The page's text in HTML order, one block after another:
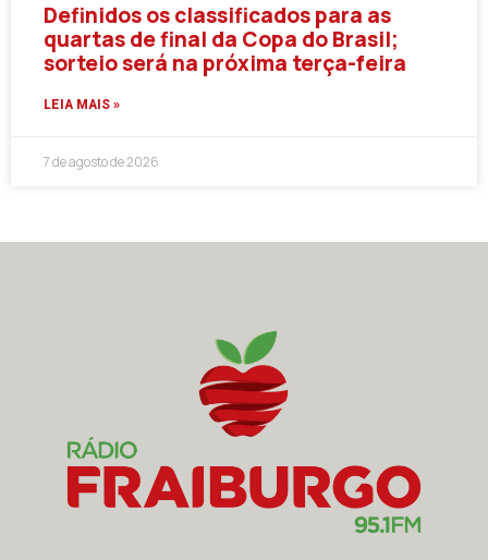
Definidos os classificados para as
quartas de final da Copa do Brasil;
sorteio será na próxima terça-feira
LEIA MAIS »
7 de agosto de 2026